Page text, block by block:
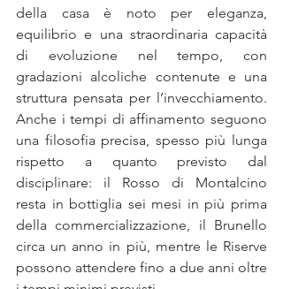
della casa è noto per eleganza,
equilibrio e una straordinaria capacità
di evoluzione nel tempo, con
gradazioni alcoliche contenute e una
struttura pensata per l’invecchiamento.
Anche i tempi di affinamento seguono
una filosofia precisa, spesso più lunga
rispetto a quanto previsto dal
disciplinare: il Rosso di Montalcino
resta in bottiglia sei mesi in più prima
della commercializzazione, il Brunello
circa un anno in più, mentre le Riserve
possono attendere fino a due anni oltre